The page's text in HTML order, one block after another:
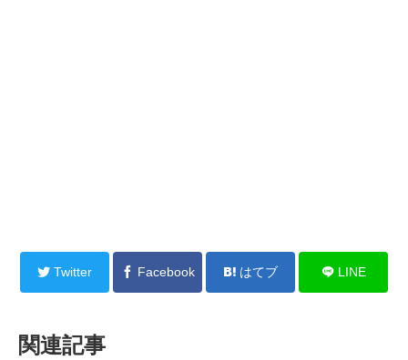
Twitter Facebook はてブ LINE
関連記事